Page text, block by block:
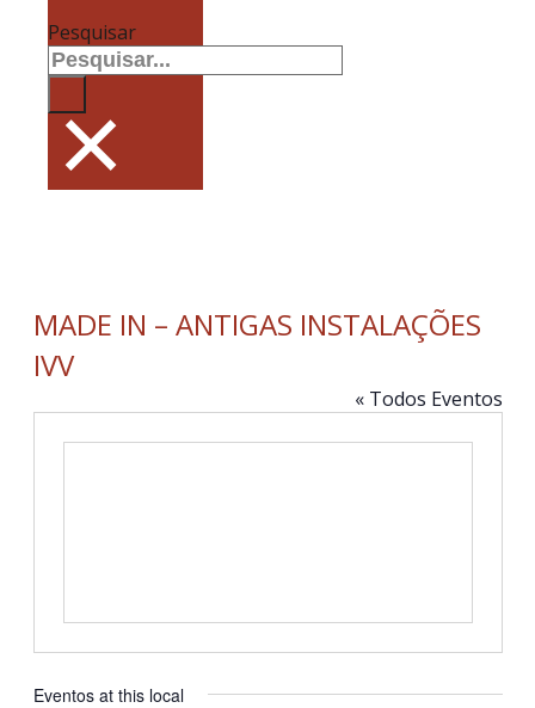
Pesquisar
×
MADE IN – ANTIGAS INSTALAÇÕES
IVV
« Todos Eventos
Eventos at this local